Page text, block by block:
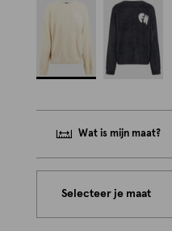
Wat is mijn maat?
Selecteer je maat